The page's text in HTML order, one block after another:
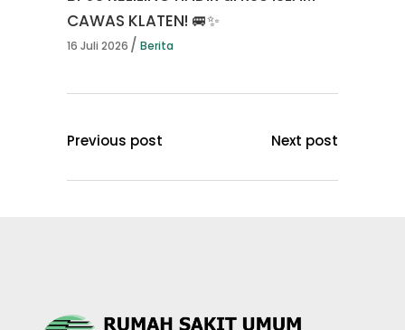
CAWAS KLATEN! 🚐✨
16 Juli 2026 Berita
Previous post Next post